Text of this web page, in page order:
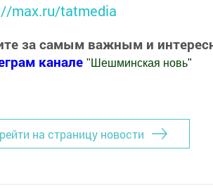
max.ru/tatmedia
за самым важным и
канале " Шешминская новь"
на страницу новости